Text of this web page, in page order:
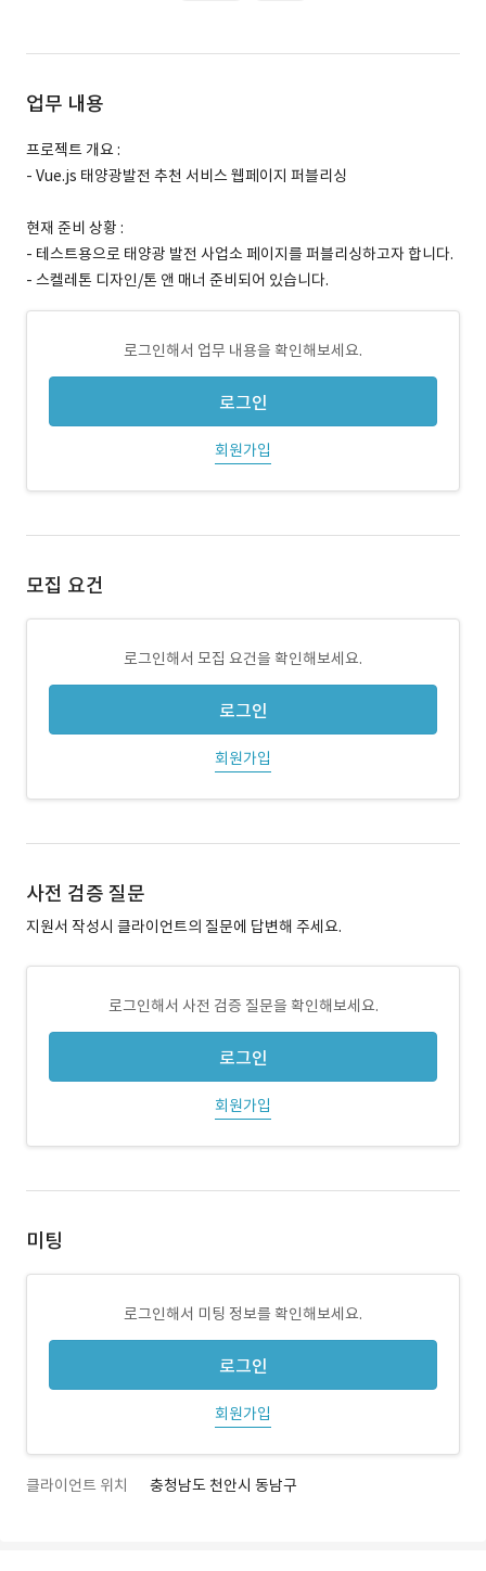
업무 내용
프로젝트 개요 :
- Vue.js 태양광발전 추천 서비스 웹페이지 퍼블리싱
현재 준비 상황 :
- 테스트용으로 태양광 발전 사업소 페이지를 퍼블리싱하고자 합니다.
- 스켈레톤 디자인/톤 앤 매너 준비되어 있습니다.
로그인해서 업무 내용을 확인해보세요.
로그인
회원가입
모집 요건
로그인해서 모집 요건을 확인해보세요.
로그인
회원가입
사전 검증 질문
지원서 작성시 클라이언트의 질문에 답변해 주세요.
로그인해서 사전 검증 질문을 확인해보세요.
로그인
회원가입
미팅
로그인해서 미팅 정보를 확인해보세요.
로그인
회원가입
클라이언트 위치 충청남도 천안시 동남구